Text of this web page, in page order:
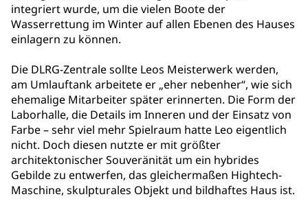
integriert wurde, um die vielen Boote der
Wasserrettung im Winter auf allen Ebenen des Hauses
einlagern zu können.
Die DLRG-Zentrale sollte Leos Meisterwerk werden,
am Umlauftank arbeitete er „eher nebenher“, wie sich
ehemalige Mitarbeiter später erinnerten. Die Form der
Laborhalle, die Details im Inneren und der Einsatz von
Farbe – sehr viel mehr Spielraum hatte Leo eigentlich
nicht. Doch diesen nutzte er mit größter
architektonischer Souveränität um ein hybrides
Gebilde zu entwerfen, das gleichermaßen Hightech-
Maschine, skulpturales Objekt und bildhaftes Haus ist.